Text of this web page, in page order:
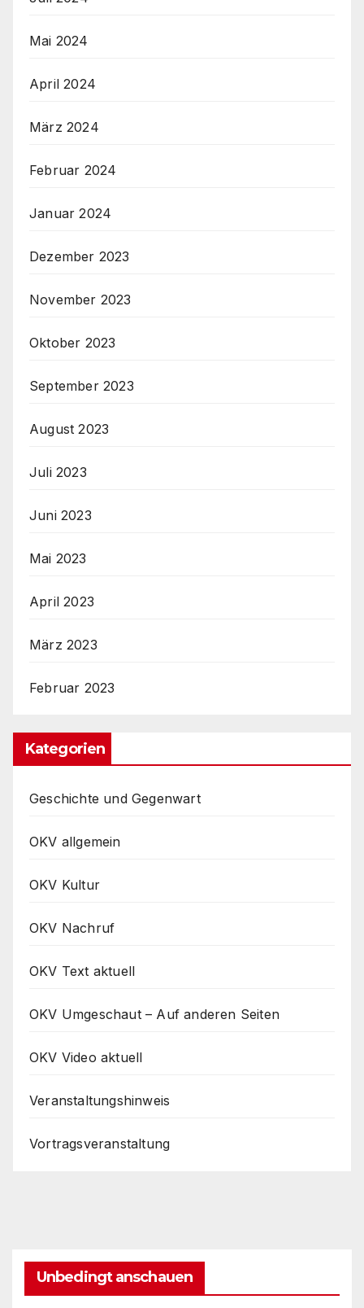
Mai 2024
April 2024
März 2024
Februar 2024
Januar 2024
Dezember 2023
November 2023
Oktober 2023
September 2023
August 2023
Juli 2023
Juni 2023
Mai 2023
April 2023
März 2023
Februar 2023
Kategorien
Geschichte und Gegenwart
OKV allgemein
OKV Kultur
OKV Nachruf
OKV Text aktuell
OKV Umgeschaut – Auf anderen Seiten
OKV Video aktuell
Veranstaltungshinweis
Vortragsveranstaltung
Unbedingt anschauen